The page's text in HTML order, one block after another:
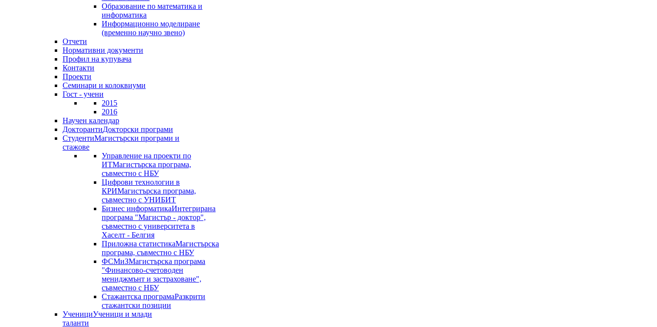
Образование по математика и
информатика
Информационно моделиране
(временно научно звено)
Отчети
Нормативни документи
Профил на купувача
Контакти
Проекти
Семинари и колоквиуми
Гост - учени
2015
2016
Научен календар
ДокторантиДокторски програми
СтудентиМагистърски програми и
стажове
Управление на проекти по
ИТМагистърска програма,
съвместно с НБУ
Цифрови технологии в
КРИМагистърска програма,
съвместно с УНИБИТ
Бизнес информатикаИнтегрирана
програма "Магистър - доктор",
съвместно с университета в
Хаселт - Белгия
Приложна статистикаМагистърска
програма, съвместно с НБУ
ФСМиЗМагистърска програма
"Финансово-счетоводен
мениджмънт и застраховане",
съвместно с НБУ
Стажантска програмаРазкрити
стажантски позиции
УченициУченици и млади
таланти